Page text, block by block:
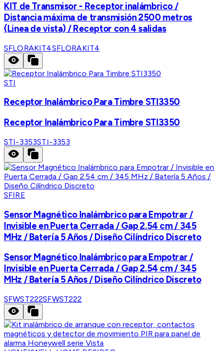
KIT de Transmisor - Receptor inalámbrico /
Distancia máxima de transmisión 2500 metros
(Linea de vista) / Receptor con 4 salidas
SFLORAKIT4SFLORAKIT4
STI
Receptor Inalámbrico Para Timbre STI3350
Receptor Inalámbrico Para Timbre STI3350
STI-3353STI-3353
SFIRE
Sensor Magnético Inalámbrico para Empotrar /
Invisible en Puerta Cerrada / Gap 2.54 cm / 345
MHz / Batería 5 Años / Diseño Cilíndrico Discreto
Sensor Magnético Inalámbrico para Empotrar /
Invisible en Puerta Cerrada / Gap 2.54 cm / 345
MHz / Batería 5 Años / Diseño Cilíndrico Discreto
SFWST222SFWST222